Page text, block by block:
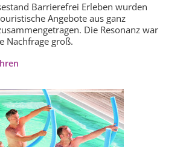
Barrierefrei Erleben wurden
Angebote aus ganz
Die Resonanz war
Nachfrage groß.